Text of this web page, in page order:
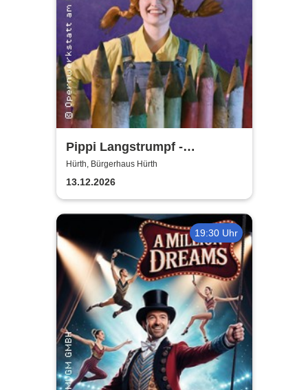
Pippi Langstrumpf -
Bürgerhaus Hürth
Hürth, Bürgerhaus Hürth
13.12.2026
19:30 Uhr